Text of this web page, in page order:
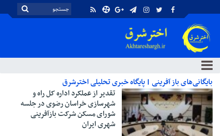
بایگانی‌های باز آفرینی | پایگاه خبری تحلیلی اخترشرق
تقدیر از عملکرد اداره کل راه و
شهرسازی خراسان رضوی در جلسه
شورای مسکن شرکت بازآفرینی
شهری ایران